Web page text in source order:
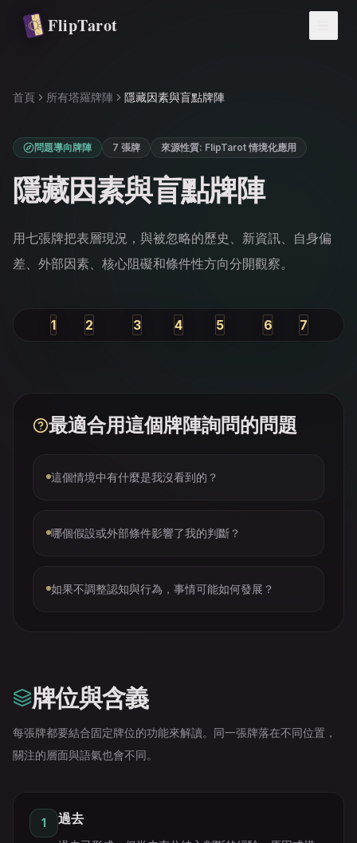
跳轉到主要內容
FlipTarot
首頁 所有塔羅牌陣 隱藏因素與盲點牌陣
問題導向牌陣 7 張牌 來源性質: FlipTarot 情境化應用
隱藏因素與盲點牌陣
用七張牌把表層現況，與被忽略的歷史、新資訊、自身偏
差、外部因素、核心阻礙和條件性方向分開觀察。
1
過去
2
現在
3
近期發展
4
你的態度
5
外部影響
6
阻礙
7
可能結果
最適合用這個牌陣詢問的問題
這個情境中有什麼是我沒看到的？
哪個假設或外部條件影響了我的判斷？
如果不調整認知與行為，事情可能如何發展？
牌位與含義
每張牌都要結合固定牌位的功能來解讀。同一張牌落在不同位置，
關注的層面與語氣也會不同。
1 過去